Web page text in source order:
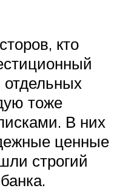
кто
тоже
В них
ценные
строгий